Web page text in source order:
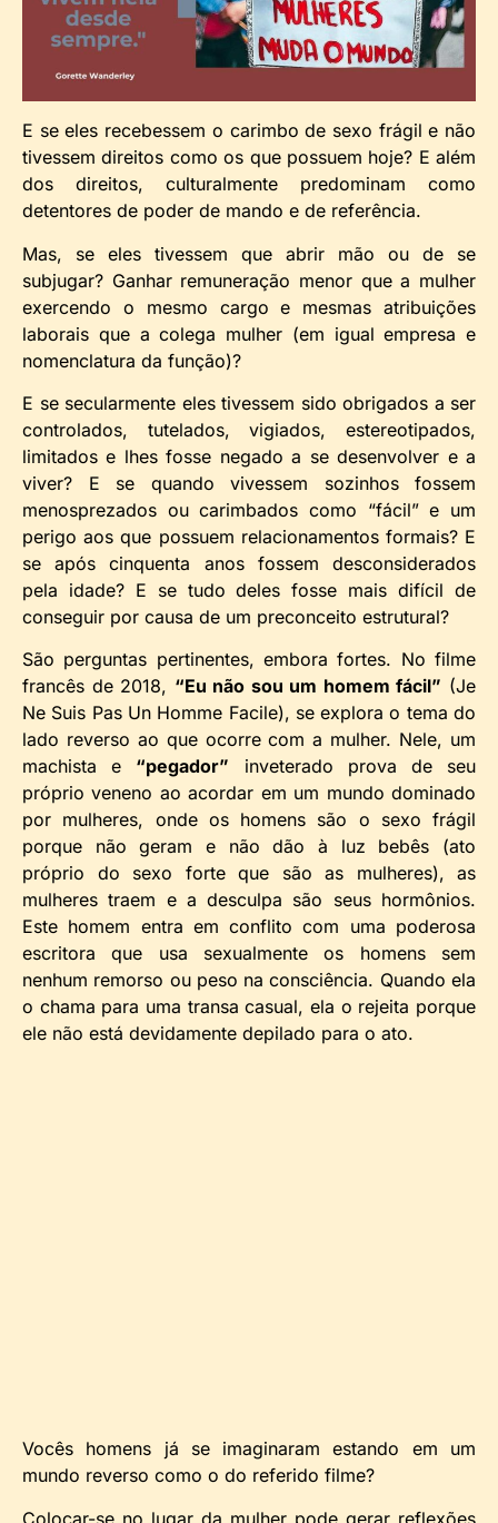
E se eles recebessem o carimbo de sexo frágil e não
tivessem direitos como os que possuem hoje? E além
dos direitos, culturalmente predominam como
detentores de poder de mando e de referência.
Mas, se eles tivessem que abrir mão ou de se
subjugar? Ganhar remuneração menor que a mulher
exercendo o mesmo cargo e mesmas atribuições
laborais que a colega mulher (em igual empresa e
nomenclatura da função)?
E se secularmente eles tivessem sido obrigados a ser
controlados, tutelados, vigiados, estereotipados,
limitados e lhes fosse negado a se desenvolver e a
viver? E se quando vivessem sozinhos fossem
menosprezados ou carimbados como “fácil” e um
perigo aos que possuem relacionamentos formais? E
se após cinquenta anos fossem desconsiderados
pela idade? E se tudo deles fosse mais difícil de
conseguir por causa de um preconceito estrutural?
São perguntas pertinentes, embora fortes. No filme
francês de 2018, “Eu não sou um homem fácil” (Je
Ne Suis Pas Un Homme Facile), se explora o tema do
lado reverso ao que ocorre com a mulher. Nele, um
machista e “pegador” inveterado prova de seu
próprio veneno ao acordar em um mundo dominado
por mulheres, onde os homens são o sexo frágil
porque não geram e não dão à luz bebês (ato
próprio do sexo forte que são as mulheres), as
mulheres traem e a desculpa são seus hormônios.
Este homem entra em conflito com uma poderosa
escritora que usa sexualmente os homens sem
nenhum remorso ou peso na consciência. Quando ela
o chama para uma transa casual, ela o rejeita porque
ele não está devidamente depilado para o ato.
Vocês homens já se imaginaram estando em um
mundo reverso como o do referido filme?
Colocar-se no lugar da mulher pode gerar reflexões